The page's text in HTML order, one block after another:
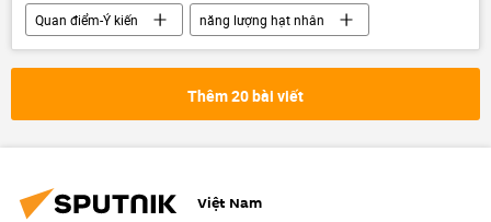
Quan điểm-Ý kiến
năng lượng hạt nhân
khí đốt
năng lượng
Thêm 20 bài viết
Việt Nam